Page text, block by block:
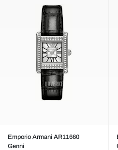
Emporio Armani AR11660
Genni